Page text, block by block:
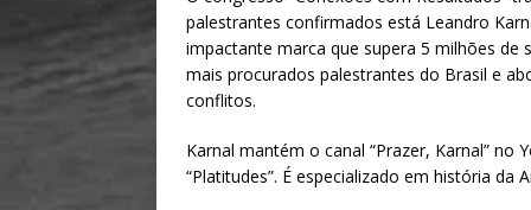
palestrantes confirmados está Leandro
impactante marca que supera 5 milhões de
mais procurados palestrantes do Brasil e
conflitos.
Karnal mantém o canal “Prazer, Karnal”
“Platitudes”. É especializado em história da